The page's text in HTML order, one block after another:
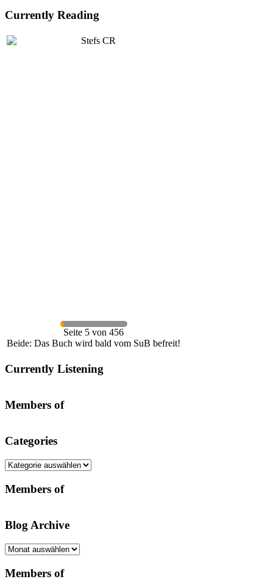
Currently Reading
Seite 5 von 456
Beide: Das Buch wird bald vom SuB befreit!
Currently Listening
Members of
Categories
Categories
Members of
Blog Archive
Blog
Members of